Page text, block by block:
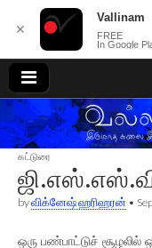
கட்டுரை
byவிக்னேஷ் ஹரிஹரன் •
ஒரு பண்பாட்டுச் சூழலில்
✕
Vallinam
FREE
In Google